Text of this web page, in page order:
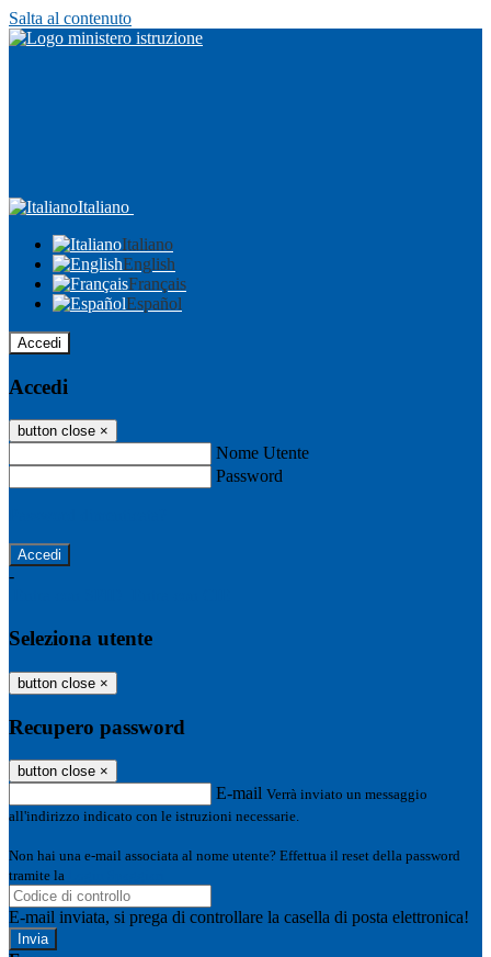
Salta al contenuto
Italiano
Italiano
English
Français
Español
Accedi
Accedi
button close ×
Nome Utente
Password
-
Seleziona utente
button close ×
Recupero password
button close ×
E-mail Verrà inviato un messaggio
all'indirizzo indicato con le istruzioni necessarie.
Non hai una e-mail associata al nome utente? Effettua il reset della password
tramite la
E-mail inviata, si prega di controllare la casella di posta elettronica!